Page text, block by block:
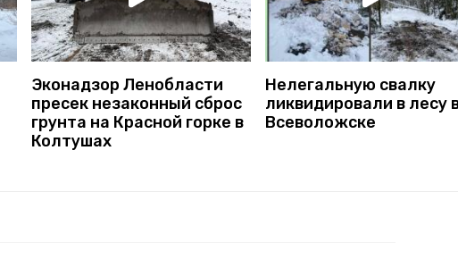
Эконадзор Ленобласти
пресек незаконный сброс
грунта на Красной горке в
Колтушах
Нелегальную свалку
ликвидировали в лесу
Всеволожске